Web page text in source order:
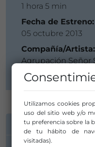
1 hora 5 min
Fecha de Estreno:
05 octubre 2013
Compañía/Artista:
Agrupación Señor
INFORMACIÓN
Utilizamos cookies
uso del sitio web y/o
tu preferencia sobre la
de tu hábito de
visitadas).